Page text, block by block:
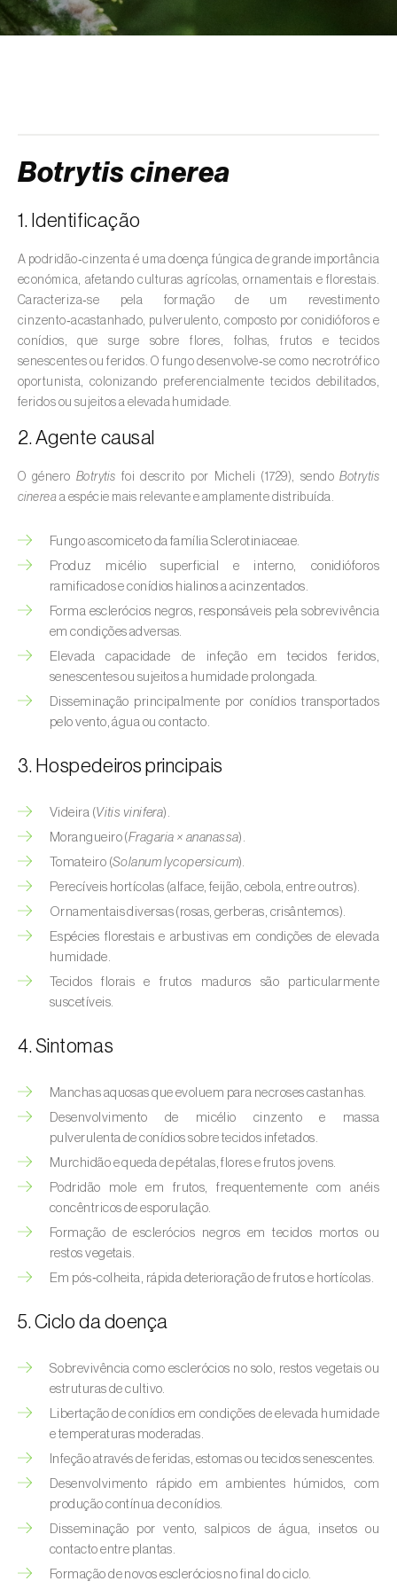
Fumagina (Capnodium spp.
Moniliose (Monilinia spp.)
Morte-súbita-do-sobreiro (
Murchidão-do-pinheiro (Bursaphelenchus
xylophilus
Oídio (Erysiphe, Mycosphaerella, Leveillula,
Oidium, Podosphaera e Sphaeroteca)
Pedrado (Venturia spp. e Spilocaea spp.
Podridão cinzenta (
Podridão-das-raízes (Pythium spp.)
stolonifer)
Septoriose ( Septoria spp.
Vírus (Begomovirus, Carlavirus, Comovirus,
Crinivirus, Cucumovirus, Ipomovirus,
Potyvirus, Tobamovirus, Torradovirus,
Tospovirus e outros)
Botrytis cinerea
1. Identificação
A podridão‑cinzenta é uma doença fúngica de grande importância
económica, afetando culturas agrícolas, ornamentais e florestais.
Caracteriza‑se pela formação de um revestimento
cinzento‑acastanhado, pulverulento, composto por conidióforos e
conídios, que surge sobre flores, folhas, frutos e tecidos
senescentes ou feridos. O fungo desenvolve‑se como necrotrófico
oportunista, colonizando preferencialmente tecidos debilitados,
feridos ou sujeitos a elevada humidade.
2. Agente causal
O género Botrytis foi descrito por Micheli (1729), sendoBotrytis
cinerea a espécie mais relevante e amplamente distribuída.
Fungo ascomiceto da família Sclerotiniaceae.
Produz micélio superficial e interno, conidióforos
ramificados e conídios hialinos a acinzentados.
Forma esclerócios negros, responsáveis pela sobrevivência
em condições adversas.
Elevada capacidade de infeção em tecidos feridos,
senescentes ou sujeitos a humidade prolongada.
Disseminação principalmente por conídios transportados
pelo vento, água ou contacto.
3. Hospedeiros principais
Videira (Vitis vinifera).
Morangueiro (Fragaria × ananassa).
Tomateiro (Solanum lycopersicum).
Perecíveis hortícolas (alface, feijão, cebola, entre outros).
Ornamentais diversas (rosas, gerberas, crisântemos).
Espécies florestais e arbustivas em condições de elevada
humidade.
Tecidos florais e frutos maduros são particularmente
suscetíveis.
4. Sintomas
Manchas aquosas que evoluem para necroses castanhas.
Desenvolvimento de micélio cinzento e massa
pulverulenta de conídios sobre tecidos infetados.
Murchidão e queda de pétalas, flores e frutos jovens.
Podridão mole em frutos, frequentemente com anéis
concêntricos de esporulação.
Formação de esclerócios negros em tecidos mortos ou
restos vegetais.
Em pós‑colheita, rápida deterioração de frutos e hortícolas.
5. Ciclo da doença
Sobrevivência como esclerócios no solo, restos vegetais ou
estruturas de cultivo.
Libertação de conídios em condições de elevada humidade
e temperaturas moderadas.
Infeção através de feridas, estomas ou tecidos senescentes.
Desenvolvimento rápido em ambientes húmidos, com
produção contínua de conídios.
Disseminação por vento, salpicos de água, insetos ou
contacto entre plantas.
Formação de novos esclerócios no final do ciclo.